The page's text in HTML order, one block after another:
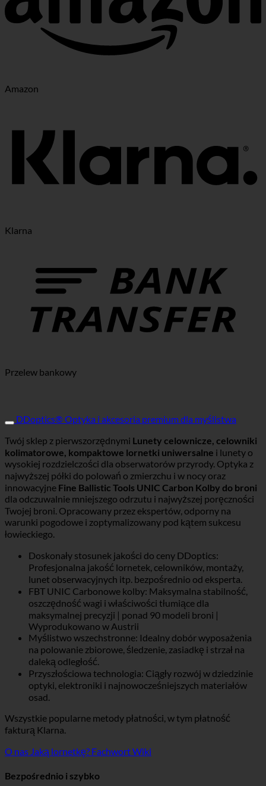
Amazon
Klarna
Przelew bankowy
DDoptics® Optyka i akcesoria premium dla myślistwa
Twój sklep z pierwszorzędnymi Lunety celownicze, celowniki
kolimatorowe, kompaktowe lornetki uniwersalne i lunety o
wysokiej rozdzielczości dla obserwatorów przyrody. Optyka z
najwyższej półki do polowań o zmierzchu i w nocy oraz
innowacyjne Fine Ballistic Tools UNIC Carbon Kolby do broni
dla odczuwalnie mniejszego odrzutu i najwyższej poręczności
Twojej broni. Opracowany przez ekspertów, odporny na
warunki pogodowe i zoptymalizowany pod kątem sukcesu
łowieckiego.
Doskonały stosunek jakości do ceny DDoptics:
Profesjonalna jakość lornetek, celowników, montaży,
lunet obserwacyjnych itp. bezpośrednio od eksperta.
FBT UNIC Carbonowe kolby: Maksymalna stabilność,
oszczędność wagi i właściwości tłumiące dla
maksymalnej precyzji | ponad 90 modeli broni |
Wyprodukowano w Austrii
Myślistwo wszechstronne: Idealny dobór wyposażenia
na polowanie zbiorowe, śledzenie, zasiadkę i strzał na
daleką odległość.
Przyszłościowa technologia: Ciągły rozwój w dziedzinie
optyki, elektroniki i najnowocześniejszych materiałów
osad.
Wszystkie popularne metody płatności, w tym płatność
fakturą Klarna.
O nas Jaką lornetkę? Fachwort Wiki
Bezpośrednio i szybko